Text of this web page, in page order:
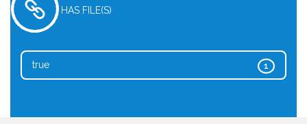
HAS FILE(S)
1
true